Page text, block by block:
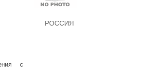
с
РОССИЯ